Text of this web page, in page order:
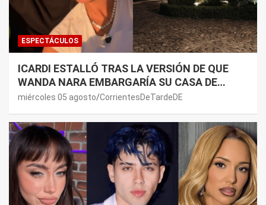
ESPECTÁCULOS
ICARDI ESTALLÓ TRAS LA VERSIÓN DE QUE
WANDA NARA EMBARGARÍA SU CASA DE
NORDELTA: “NECESITAN RASCAR DE ALGÚN
miércoles 05 agosto CorrientesDeTardeDE